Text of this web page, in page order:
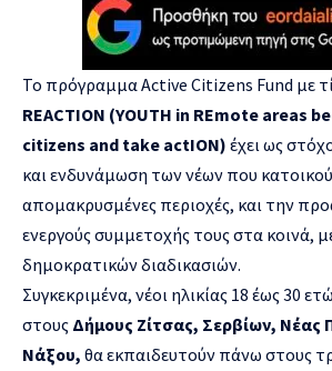
Το πρόγραμμα Active Citizens Fund με
REACTION (YOUTH in REmote areas
citizens and take actION) έχει ως
και ενδυνάμωση των νέων που
απομακρυσμένες περιοχές, και την
ενεργούς συμμετοχής τους στα κοινά,
δημοκρατικών διαδικασιών.
Συγκεκριμένα, νέοι ηλικίας 18 έως 30
στους Δήμους Ζίτσας, Σερβίων, Νέας
Νάξου, θα εκπαιδευτούν πάνω στους